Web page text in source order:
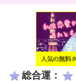
総合運：